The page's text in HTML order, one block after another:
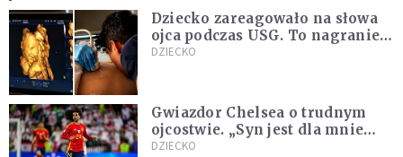
Dziecko zareagowało na słowa
ojca podczas USG. To nagranie
podbija sieć
DZIECKO
Gwiazdor Chelsea o trudnym
ojcostwie. „Syn jest dla mnie
ważniejszy niż sportowe trofea”
DZIECKO